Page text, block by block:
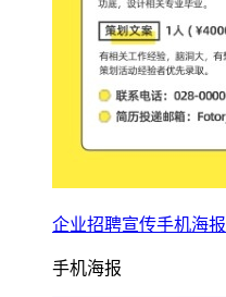
企业招聘宣传手机海报
手机海报